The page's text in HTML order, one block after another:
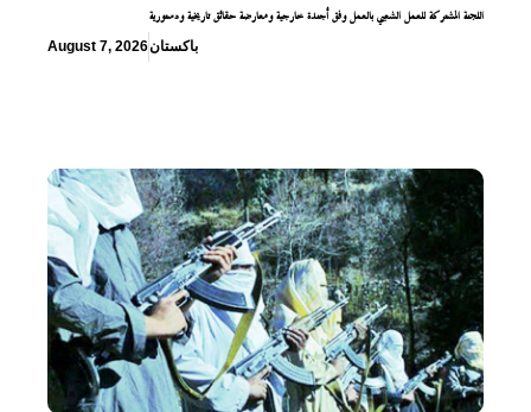
اللجنة المشتركة للعمل الشعبي بالعمل وفق أجندة خارجية ومعارضة حقائق تاريخية ودستورية
August 7, 2026باكستان